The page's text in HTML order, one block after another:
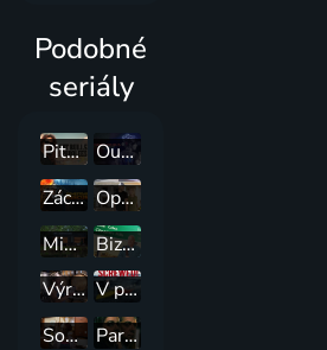
Podobné
seriály
Pitbulové a propuštění trestanci
Outrageous 911
Záchrana statku
Opravou ke kráse: Přívětivý hostinec
Miniaturní luxus
Bizarní jídla: Lahodné destinace
Výrobci načerno páleného alkoholu: Obchod s whisky
V pěkné bryndě
Souboj starožitníků
Paranormální akta